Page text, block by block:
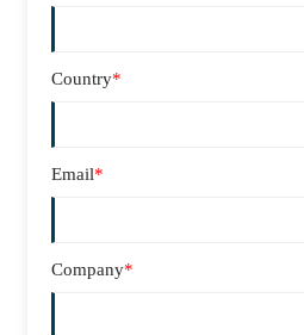
Country*
Email*
Company*